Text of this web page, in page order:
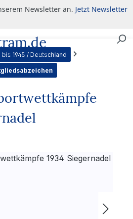
Newsletter an. Jetzt Newsletter
Antiquitäten
1945 / Deutschland